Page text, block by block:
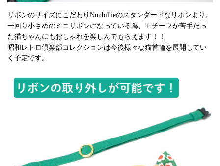
リボンのサイズにこだわりNonbillieのスタンダードなリボンより、
一回り小さめのミニリボンになっている為、モチーフが苦手だっ
た猫ちゃんにもおしゃれを楽しんでもらえます！！
昭和レトロ倶楽部コレクションは今後様々な猫首輪を展開してい
く予定です。